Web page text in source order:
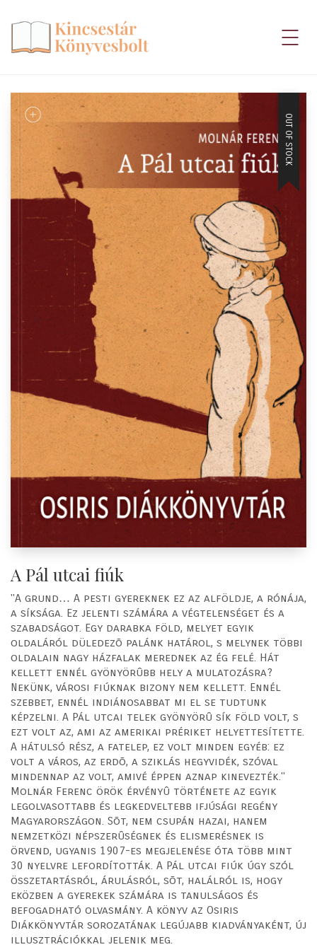
OUT OF STOCK
A Pál utcai fiúk
"A grund… A pesti gyereknek ez az alföldje, a rónája,
a síksága. Ez jelenti számára a végtelenséget és a
szabadságot. Egy darabka föld, melyet egyik
oldaláról düledezõ palánk határol, s melynek többi
oldalain nagy házfalak merednek az ég felé. Hát
kellett ennél gyönyörûbb hely a mulatozásra?
Nekünk, városi fiúknak bizony nem kellett. Ennél
szebbet, ennél indiánosabbat mi el se tudtunk
képzelni. A Pál utcai telek gyönyörû sík föld volt, s
ezt volt az, ami az amerikai prériket helyettesítette.
A hátulsó rész, a fatelep, ez volt minden egyéb: ez
volt a város, az erdõ, a sziklás hegyvidék, szóval
mindennap az volt, amivé éppen aznap kinevezték."
Molnár Ferenc örök érvényû története az egyik
legolvasottabb és legkedveltebb ifjúsági regény
Magyarországon. Sõt, nem csupán hazai, hanem
nemzetközi népszerûségnek és elismerésnek is
örvend, ugyanis 1907-es megjelenése óta több mint
30 nyelvre lefordították. A Pál utcai fiúk úgy szól
összetartásról, árulásról, sõt, halálról is, hogy
eközben a gyerekek számára is tanulságos és
befogadható olvasmány. A könyv az Osiris
Diákkönyvtár sorozatának legújabb kiadványaként, új
illusztrációkkal jelenik meg.